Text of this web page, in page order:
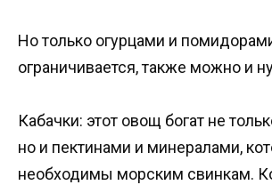
Но только огурцами и
ограничивается, также можно и
Кабачки: этот овощ богат не
но и пектинами и минералами,
необходимы морским свинкам.